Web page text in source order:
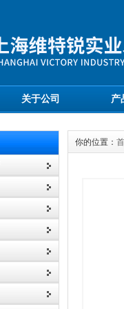
关于公司 产
你的位置：